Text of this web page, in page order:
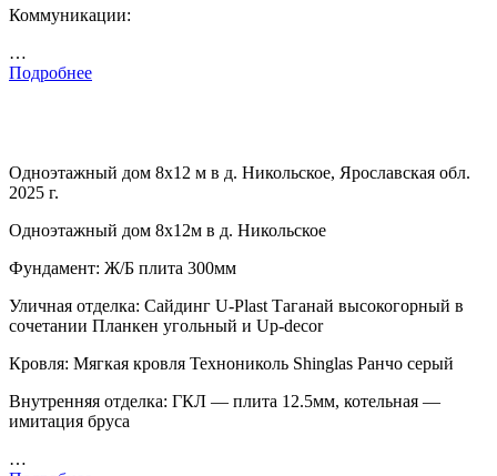
Коммуникации:
…
Подробнее
Одноэтажный дом 8х12 м в д. Никольское, Ярославская обл.
2025 г.
Одноэтажный дом 8х12м в д. Никольское
Фундамент: Ж/Б плита 300мм
Уличная отделка: Сайдинг U-Plast Таганай высокогорный в
сочетании Планкен угольный и Up-decor
Кровля: Мягкая кровля Технониколь Shinglas Ранчо серый
Внутренняя отделка: ГКЛ — плита 12.5мм, котельная —
имитация бруса
…